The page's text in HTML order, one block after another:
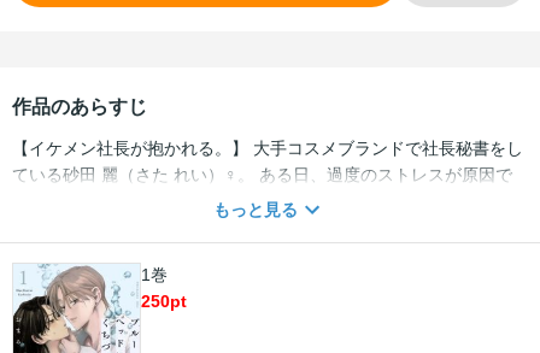
作品のあらすじ
【イケメン社長が抱かれる。】 大手コスメブランドで社長秘書をし
ている砂田 麗（さた れい）♀。 ある日、過度のストレスが原因で
性別が変わる「性反転症候群」を発症し、男体化してしまう。 女体
体に戻るため２人は“雌雄逆転セックス”を迫られるーー！ バイセク
シャルタチ専秘書×女嫌いのカリスマ社長がおくるファンタジーラ
ブ。
もっと見る
1巻
250pt